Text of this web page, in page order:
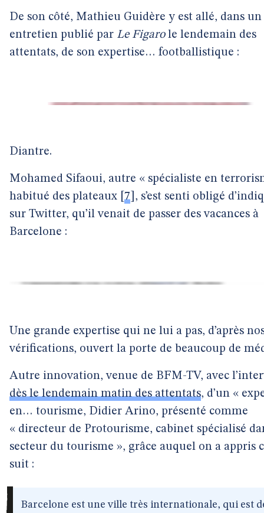
De son côté, Mathieu Guidère y est allé, dans un
entretien publié par Le Figarole lendemain des
attentats, de son expertise… footballistique :
Diantre.
Mohamed Sifaoui, autre « spécialiste en
habitué des plateaux 7 , s’est senti obligé
sur Twitter, qu’il venait de passer des vacances à
Barcelone :
Une grande expertise qui ne lui a pas, d’après
vérifications, ouvert la porte de beaucoup de
Autre innovation, venue de BFM-TV, avec
dès le lendemain matin des attentats, d’un «
en… tourisme, Didier Arino, présenté comme
« directeur de Protourisme, cabinet spécialisé
secteur du tourisme », grâce auquel on a appris
suit :
Barcelone est une ville très internationale, qui est